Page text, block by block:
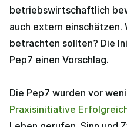
betriebswirtschaftlich
auch extern einschätzen.
betrachten sollten? Die
Pep7 einen Vorschlag.
Die Pep7 wurden vor
Praxisinitiative